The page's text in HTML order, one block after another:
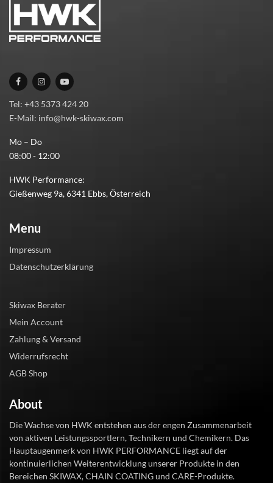
Tel: +43 5373 424 20
E-Mail: info@hwk-skiwax.com
Mo – Do
08:00 - 12:00
HWK Performance:
Gießenweg 9a, 6341 Ebbs, Österreich
Menu
Impressum
Datenschutzerklärung
Skiwax Berater
Mein Account
Zahlung & Versand
Widerrufsrecht
AGB Shop
About
Die Wachse von HWK entstehen aus der engen Zusammenarbeit
von aktiven Leistungssportlern, Technikern und Chemikern. Das
Hauptaugenmerk von HWK PERFORMANCE liegt auf der
kontinuierlichen Weiterentwicklung unserer Produkte in den
Bereichen SKIWAX, CHAIN COATING und CARE-Produkte.